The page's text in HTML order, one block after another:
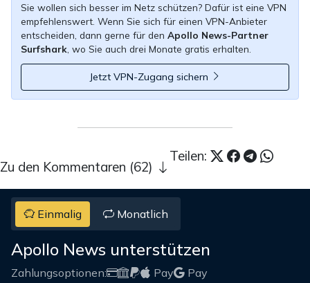
Sie wollen sich besser im Netz schützen? Dafür ist eine VPN
empfehlenswert. Wenn Sie sich für einen VPN-Anbieter
entscheiden, dann gerne für den Apollo News-Partner
Surfshark, wo Sie auch drei Monate gratis erhalten.
Jetzt VPN-Zugang sichern
Teilen:
Zu den Kommentaren (62)
Einmalig Monatlich
Apollo News unterstützen
Zahlungsoptionen: Pay
Pay